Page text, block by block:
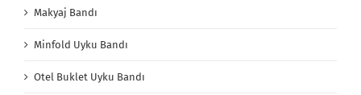
Makyaj Bandı
Minfold Uyku Bandı
Otel Buklet Uyku Bandı